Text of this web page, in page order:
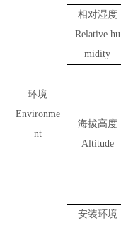
环境
Environme
nt
相对湿度
Relative hu
midity
海拔高度
Altitude
安装环境